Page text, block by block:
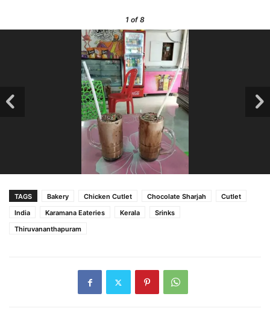
1 of 8
TAGS Bakery Chicken Cutlet Chocolate Sharjah
Cutlet
India
Karamana Eateries Kerala
Srinks
Thiruvananthapuram